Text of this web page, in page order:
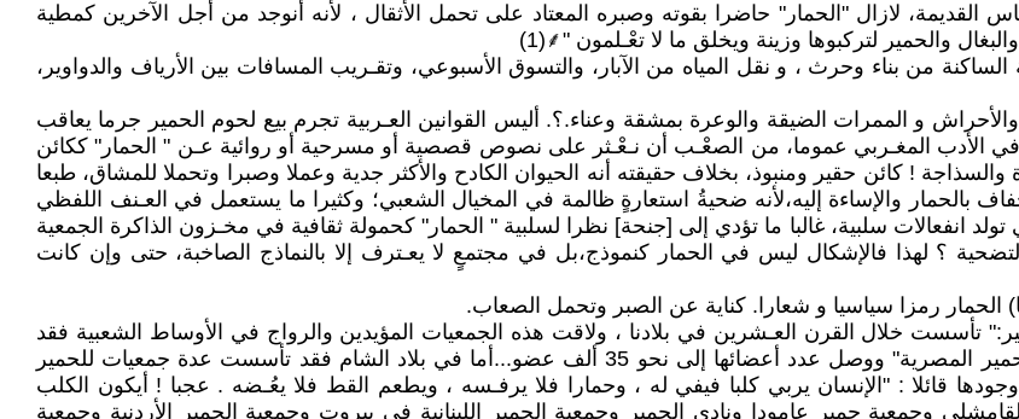
لازال "الحمار" حاضرا بقوته وصبره المعتاد على تحمل الأثقال ، لأنه أنوجد من أجل الآخرين كمطية
والحمير لتركبوها وزينة ويخلق ما لا تعْـلمون "⸙(1)
الساكنة من بناء وحرث ، و نقل المياه من الآبار، والتسوق الأسبوعي، وتقـريب المسافات بين الأرياف والدواوير،
و الممرات الضيقة والوعرة بمشقة وعناء.؟. أليس القوانين العـربية تجرم بيع لحوم الحمير جرما يعاقب
في الأدب المغـربي عموما، من الصعْـب أن نـعْـثر على نصوص قصصية أو مسرحية أو روائية عـن " الحمار" ككائن
والسذاجة ! كائن حقير ومنبوذ، بخلاف حقيقته أنه الحيوان الكادح والأكثر جدية وعملا وصبرا وتحملا للمشاق، طبعا
بالحمار والإساءة إليه،لأنه ضحيةُ استعارةٍ ظالمة في المخيال الشعبي؛ وكثيرا ما يستعمل في العـنف اللفظي
سلبية، غالبا ما تؤدي إلى [جنحة] نظرا لسلبية " الحمار" كحمولة ثقافية في مخـزون الذاكرة الجمعية
؟ لهذا فالإشكال ليس في الحمار كنموذج،بل في مجتمعٍ لا يعـترف إلا بالنماذج الصاخبة، حتى وإن كانت
الحمار رمزا سياسيا و شعارا. كناية عن الصبر وتحمل الصعاب.
تأسست خلال القرن العـشرين في بلادنا ، ولاقت هذه الجمعيات المؤيدين والرواج في الأوساط الشعبية فقد
أسس الفنان زكي طليمات أسس عام 1932 في القاهرة "جمعية الحمير المصرية" ووصل عدد أعضائها إلى نحو 35 ألف عضو...أما في بلاد الشام فقد تأسست عدة جمعيات للحمير
قائلا : "الإنسان يربي كلبا فيفي له ، وحمارا فلا يرفـسه ، ويطعم القط فلا يعُـضه . عجبا ! أيكون الكلب
وجمعية حمير عامودا ونادي الحمير وجمعية الحمير اللبنانية في بيروت وجمعية الحمير الأردنية وجمعية